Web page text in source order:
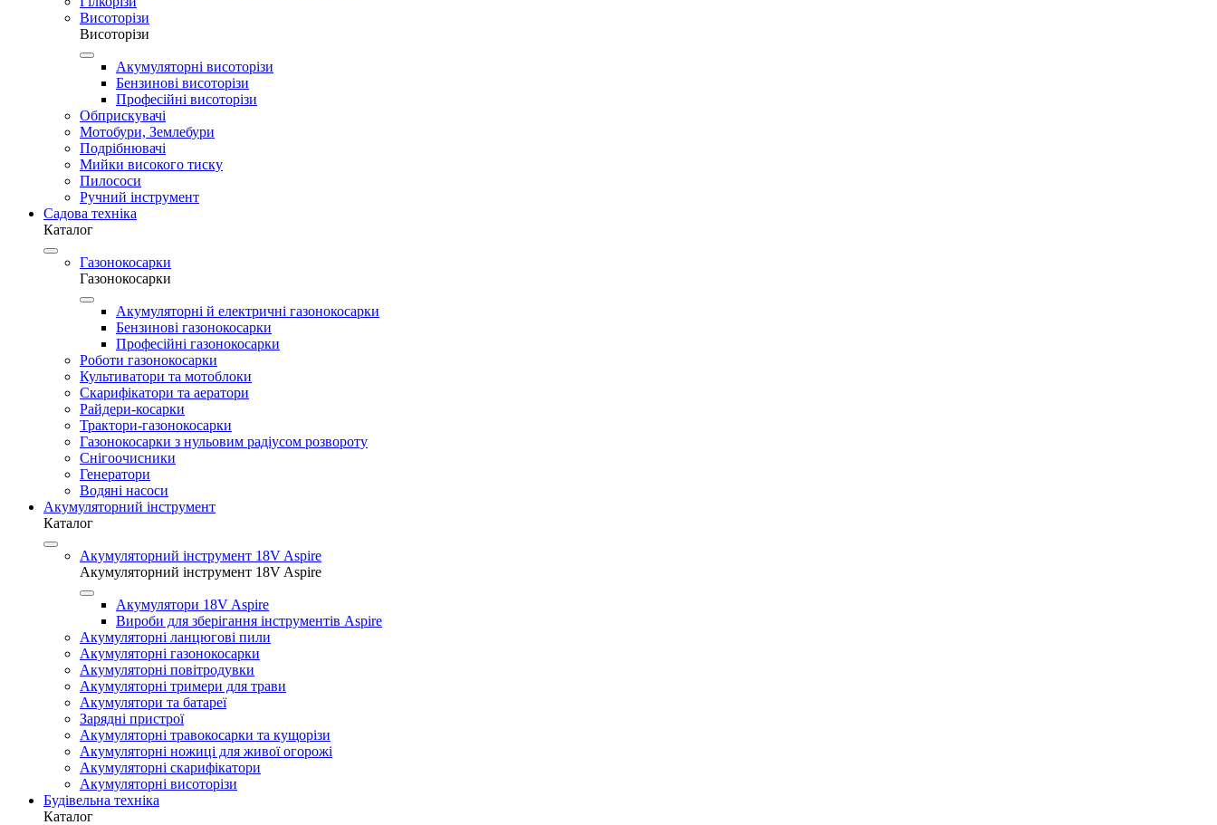
Висоторізи
Висоторізи
Акумуляторні висоторізи
Бензинові висоторізи
Професійні висоторізи
Обприскувачі
Мотобури, Землебури
Подрібнювачі
Мийки високого тиску
Пилососи
Ручний інструмент
Садова техніка
Каталог
Газонокосарки
Газонокосарки
Акумуляторні й електричні газонокосарки
Бензинові газонокосарки
Професійні газонокосарки
Роботи газонокосарки
Культиватори та мотоблоки
Скарифікатори та аератори
Райдери-косарки
Трактори-газонокосарки
Газонокосарки з нульовим радіусом розвороту
Снігоочисники
Генератори
Водяні насоси
Акумуляторний інструмент
Каталог
Акумуляторний інструмент 18V Aspire
Акумуляторний інструмент 18V Aspire
Акумулятори 18V Aspire
Вироби для зберігання інструментів Aspire
Акумуляторні ланцюгові пили
Акумуляторні газонокосарки
Акумуляторні повітродувки
Акумуляторні тримери для трави
Акумулятори та батареї
Зарядні пристрої
Акумуляторні травокосарки та кущорізи
Акумуляторні ножиці для живої огорожі
Акумуляторні скарифікатори
Акумуляторні висоторізи
Будівельна техніка
Каталог